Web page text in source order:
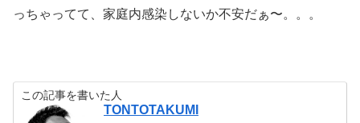
っちゃってて、家庭内感染しないか不安だぁ〜。。。
この記事を書いた人
TONTOTAKUMI